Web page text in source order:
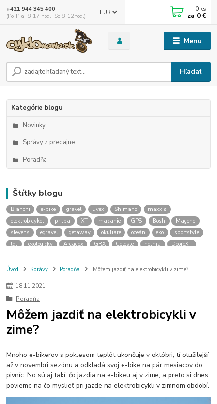
Menu
EUR
Hľadať
+421 944 345 400
(Po-Pia, 8-17 hod., So 8-12hod.)
0 ks
za 0 €
Kategórie blogu
Novinky
Správy z predajne
Poradňa
Štítky blogu
Bianchi e-bike gravel uvex Shimano
maxxis
elektrobicykel
prilba XT mazanie GPS Bosh
Magene
stevens
egravel getaway okuliare oceán eko
sportstyle
lgl
ekologicky Arcadex GRX Celeste helma
DeoreXT
galfer
brzdové platničky Rocky Mountain Powerplay
Altitude
návleky na tretry
novela zákona
Úvod Správy Poradňa Môžem jazdiť na elektrobicykli v zime?
18.11.2021
Poradňa
Môžem jazdiť na elektrobicykli v
zime?
Mnoho e-bikerov s poklesom teplôt ukončuje v októbri, tí otužilejší
až v novembri sezónu a odkladá svoj e-bike na pár mesiacov do
pivníc. No sú aj takí, čo jazdia na e-bikeu aj v zime, a preto si dnes
povieme na čo myslieť pri jazde na elektrobicykli v zimnom období.